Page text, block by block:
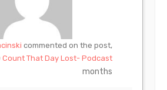
commented on the post,
Count That Day Lost- Podcast
months